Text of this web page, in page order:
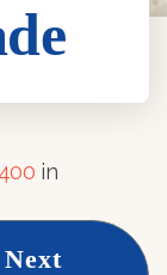
in
Next